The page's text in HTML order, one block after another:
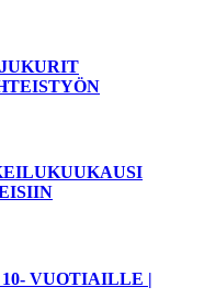
VUOTIAILLE |